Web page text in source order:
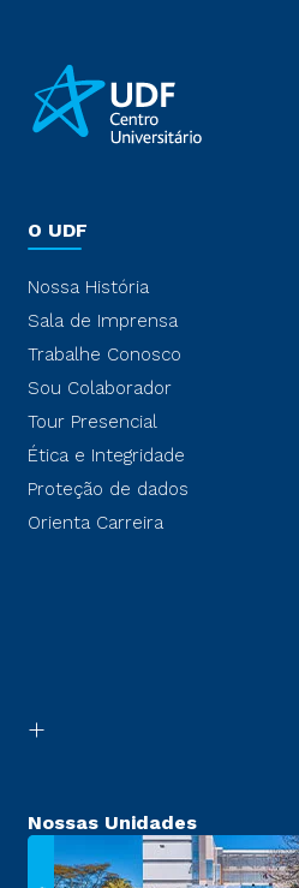
O UDF
Nossa História
Sala de Imprensa
Trabalhe Conosco
Sou Colaborador
Tour Presencial
Ética e Integridade
Proteção de dados
Orienta Carreira
Nossas Unidades